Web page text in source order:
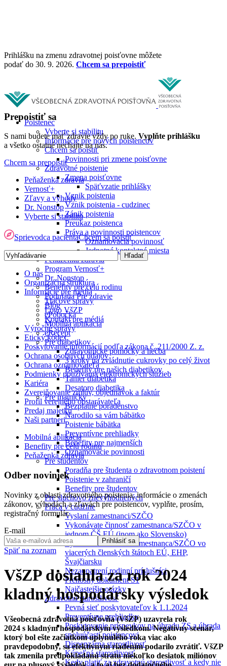
Prihlášku na zmenu zdravotnej poisťovne môžete
podať do 30. 9. 2026. Chcem sa prepoistiť
Poistenec
Vyberte si stabilitu
Informácie pre nových poistencov
Chcem sa poistiť
Povinnosti pri zmene poisťovne
Zdravotné poistenie
Zmena poisťovne
Späťvzatie prihlášky
Vznik poistenia
Vznik poistenia - cudzinec
Zánik poistenia
Preukaz poistenca
Práva a povinnosti poistencov
Oznamovacia povinnosť
Jednotné kontaktné miesta
Peňaženka zdravia
Program Vernosť+
Dr. Nonstop
Benefity pre celú rodinu
Podujatia Pre zdravie
Blog
ePobočka
Mobilná aplikácia
eRecept
Pre diabetikov
Zdravotnícke pomôcky a liečba
3 kroky na zvládnutie cukrovky po celý život
Benefity pre našich diabetikov
Tanier diabetika
Desatoro diabetika
Pre mamičky
Bezplatné poradenstvo
Narodilo sa vám bábätko
Poistenie bábätka
Preventívne prehliadky
Benefity pre najmenších
Oznamovacie povinnosti
Pre študentov
Poradňa pre študenta o zdravotnom poistení
Poistenie v zahraničí
Benefity pre študentov
Pre sluchovo znevýhodnených
Práca v cudzine
Vyslaní zamestnanci/SZČO
Vykonávate činnosť zamestnanca/SZČO v
jednom ČŠ EÚ (inom ako Slovensko)
Vykonávam činnosť zamestnanca/SZČO vo
viacerých členských štátoch EÚ, EHP,
Švajčiarsku
Nezaopatrení rodinní príslušníci
Prenosný dokument S1
Najčastejšie otázky
Zdravotná starostlivosť
Pevná sieť poskytovateľov k 1.1.2024
Preventívne prehliadky
Poskytovanie príspevkov na úhradu ZS a úhrada
spoluúčasti poistencovi
Dispenzárna starostlivosť
Kúpeľná starostlivosť
Kedy platiť za zdravotnú starostlivosť a kedy nie
Prepoistiť sa
S nami budete mať zdravie vždy po ruke. Vyplňte prihlášku
a všetko ostatné nechajte na nás.
Chcem sa prepoistiť
Peňaženka zdravia
Vernosť+
Zľavy a výhody
Dr. Nonstop
Vyberte si stabilitu
Sprievodca pacientaChcem sa poistiť
O nás
Organizačná štruktúra
Informácie pre médiá
Tlačové správy
Logo VšZP
Kontakt pre médiá
Výročné správy
Etický kódex
Poskytovanie informácií podľa zákona č. 211/2000 Z. z.
Ochrana osobných údajov
Ochrana oznamovateľa
Podmienky používania elektronických služieb
Kariéra
Zverejňovanie zmlúv, objednávok a faktúr
Profil verejného obstarávateľa
Predaj majetku
Naši partneri
Mobilná aplikácia
Benefity pre celú rodinu
Peňaženka zdravia
Odber noviniek
Novinky z oblasti zdravotného poistenia, informácie o zmenách
zákonov, výhodách a zľavách pre poistencov, vyplňte, prosím,
registračný formulár.
E-mail
Prihlásiť sa
Späť na zoznam
VšZP dosiahla za rok 2024
kladný hospodársky výsledok
Všeobecná zdravotná poisťovňa (VšZP) uzavrela rok
2024 s kladným hospodárskym výsledkom. Negatívny scenár,
ktorý bol ešte začiatkom uplynulého roka viac ako
pravdepodobný, sa efektívnym riadením podarilo zvrátiť. VšZP
tak zmenila predpokladanú stratu niekoľko desiatok miliónov